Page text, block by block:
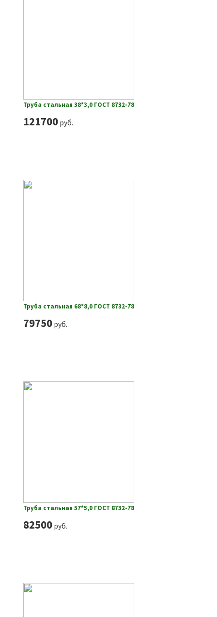
Труба стальная 38*3,0 ГОСТ 8732-78
121700руб.
Труба стальная 68*8,0 ГОСТ 8732-78
79750руб.
Труба стальная 57*5,0 ГОСТ 8732-78
82500руб.